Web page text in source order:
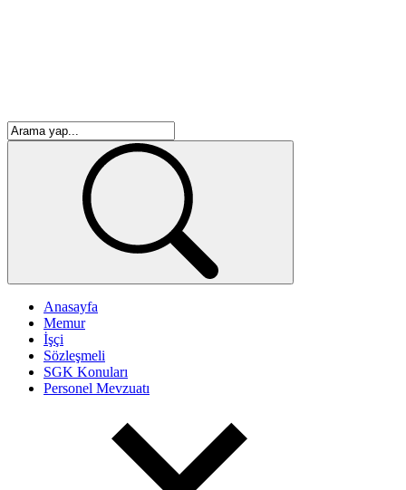
Anasayfa
Memur
İşçi
Sözleşmeli
SGK Konuları
Personel Mevzuatı